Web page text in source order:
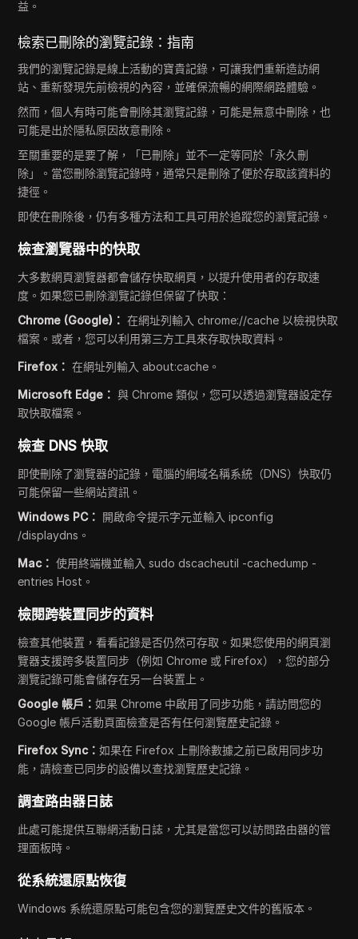
益。
檢索已刪除的瀏覽記錄：指南
我們的瀏覽記錄是線上活動的寶貴記錄，可讓我們重新造訪網
站、重新發現先前檢視的內容，並確保流暢的網際網路體驗。
然而，個人有時可能會刪除其瀏覽記錄，可能是無意中刪除，也
可能是出於隱私原因故意刪除。
至關重要的是要了解，「已刪除」並不一定等同於「永久刪
除」。當您刪除瀏覽記錄時，通常只是刪除了便於存取該資料的
捷徑。
即使在刪除後，仍有多種方法和工具可用於追蹤您的瀏覽記錄。
檢查瀏覽器中的快取
大多數網頁瀏覽器都會儲存快取網頁，以提升使用者的存取速
度。如果您已刪除瀏覽記錄但保留了快取：
Chrome (Google)：在網址列輸入 chrome://cache 以檢視快取
檔案。或者，您可以利用第三方工具來存取快取資料。
Firefox：在網址列輸入 about:cache。
Microsoft Edge：與 Chrome 類似，您可以透過瀏覽器設定存
取快取檔案。
檢查 DNS 快取
即使刪除了瀏覽器的記錄，電腦的網域名稱系統（DNS）快取仍
可能保留一些網站資訊。
Windows PC： 開啟命令提示字元並輸入 ipconfig
/displaydns。
Mac：使用終端機並輸入 sudo dscacheutil -cachedump -
entries Host。
檢閱跨裝置同步的資料
檢查其他裝置，看看記錄是否仍然可存取。如果您使用的網頁瀏
覽器支援跨多裝置同步（例如 Chrome 或 Firefox），您的部分
瀏覽記錄可能會儲存在另一台裝置上。
Google 帳戶：如果 Chrome 中啟用了同步功能，請訪問您的
Google 帳戶活動頁面檢查是否有任何瀏覽歷史記錄。
Firefox Sync：如果在 Firefox 上刪除數據之前已啟用同步功
能，請檢查已同步的設備以查找瀏覽歷史記錄。
調查路由器日誌
此處可能提供互聯網活動日誌，尤其是當您可以訪問路由器的管
理面板時。
從系統還原點恢復
Windows 系統還原點可能包含您的瀏覽歷史文件的舊版本。